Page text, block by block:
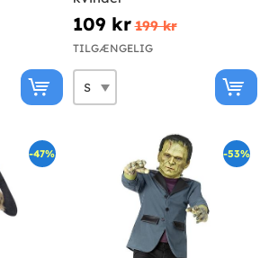
109 kr 199 kr
TILGÆNGELIG
-47% -53%